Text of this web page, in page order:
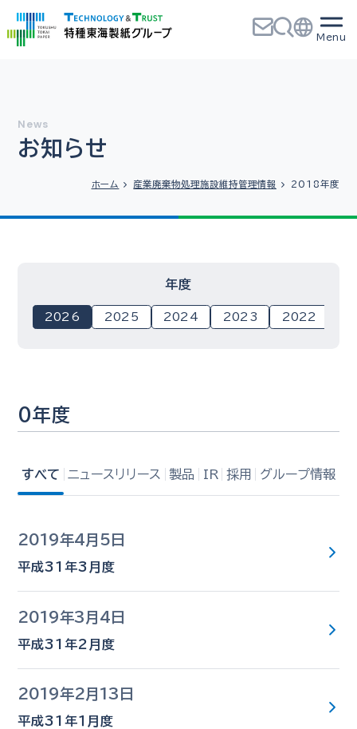
お知らせ
ホーム 産業廃棄物処理施設維持管理情報 2018年度
年度
2026 2025 2024 2023 2022
0年度
すべて ニュースリリース 製品 IR 採用 グループ情報
2019年4月5日
平成31年3月度
2019年3月4日
平成31年2月度
2019年2月13日
平成31年１月度